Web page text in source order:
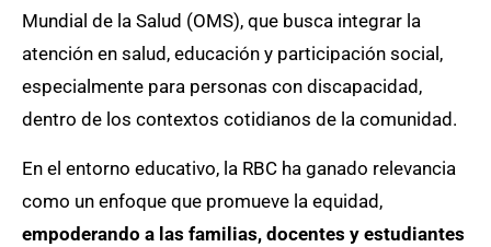
Mundial de la Salud (OMS), que busca integrar la
atención en salud, educación y participación social,
especialmente para personas con discapacidad,
dentro de los contextos cotidianos de la comunidad.
En el entorno educativo, la RBC ha ganado relevancia
como un enfoque que promueve la equidad,
empoderando a las familias, docentes y estudiantes